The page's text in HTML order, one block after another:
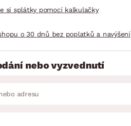
si splátky pomocí kalkulačky
o 30 dnů bez poplatků a navýšení
nebo vyzvednutí